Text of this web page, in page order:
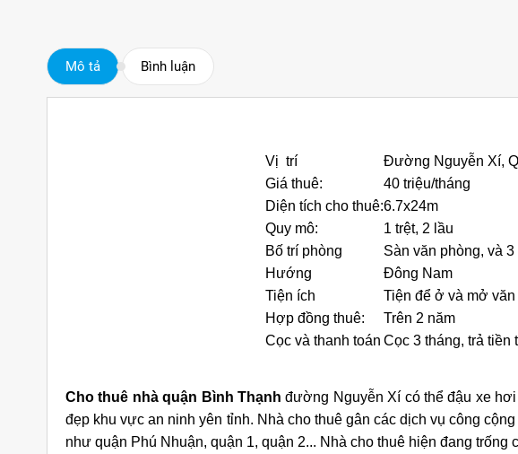
Mô tả Bình luận
Vị trí
Đường Nguyễn Xí,
Giá thuê:
40 triệu/tháng
Diện tích cho thuê:6.7x24m
Quy mô:
1 trệt, 2 lầu
Bố trí phòng
Sàn văn phòng, và
Hướng
Đông Nam
Tiện ích
Tiện để ở và mở
Hợp đồng thuê:
Trên 2 năm
Cọc và thanh toán Cọc 3 tháng, trả tiền
Cho thuê nhà quận Bình Thạnh đường Nguyễn Xí có thể đậu xe
đẹp khu vực an ninh yên tỉnh. Nhà cho thuê gân các dịch vụ công
như quận Phú Nhuận, quận 1, quận 2... Nhà cho thuê hiện đang trống
180m2 Sàn Suốt Làm Văn Phòng
25 triệu/tháng
2 lầu 180 Suốt
Dương nhà mới dt
25 triệu/
1 lầu 200m2